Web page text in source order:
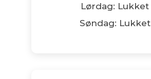
Lørdag: Lukket
Søndag: Lukket